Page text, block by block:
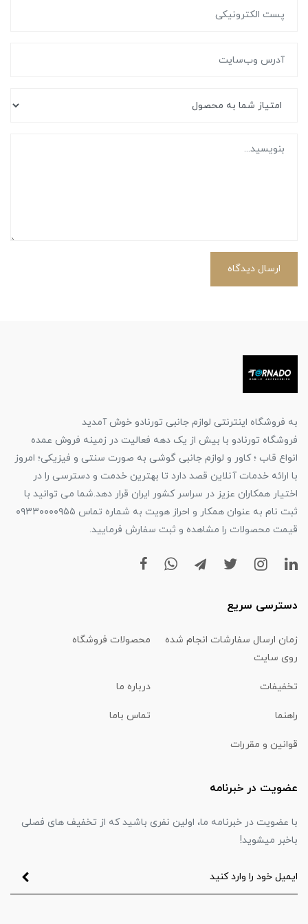
ارسال دیدگاه
به فروشگاه اینترنتی لوازم جانبی تورنادو خوش آمدید
فروشگاه تورنادو با بیش از یک دهه فعالیت در زمینه فروش عمده
انواع قاب ؛ کاور و لوازم جانبی گوشی به صورت سنتی و فیزیکی؛ امروز
با ارائه خدمات آنلاین قصد دارد تا بهترین خدمت و دسترسی را در
اختیار همکاران عزیز در سراسر کشور ایران قرار دهد.شما می توانید با
ثبت نام به عنوان همکار و احراز هویت به شماره تماس ۰۹۳۳۰۰۰۰۹۵۵
قیمت محصولات را مشاهده و ثبت سفارش فرمایید.
دسترسی سریع
زمان ارسال سفارشات انجام شده
روی سایت
محصولات فروشگاه
تخفیفات درباره ما
راهنما تماس باما
قوانین و مقررات
عضویت در خبرنامه
با عضویت در خبرنامه ما، اولین نفری باشید که از تخفیف های فصلی
باخبر میشوید!